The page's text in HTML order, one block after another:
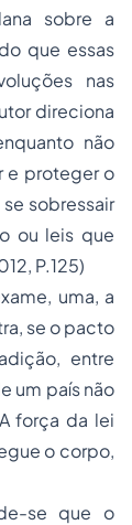
sobre a
que essas
nas
direciona
não
e proteger o
sobressair
ou leis que
P.125)
uma, a
se o pacto
entre
um país não
força da lei
o corpo,
se que o